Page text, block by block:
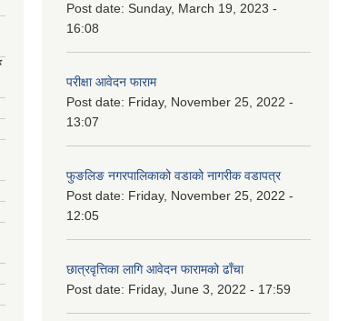
Post date: Sunday, March 19, 2023 -
16:08
परीक्षा आवेदन फाराम
Post date: Friday, November 25, 2022 -
13:07
फुङलिङ नगरपालिकाको वडाको नागरीक वडापत्र
Post date: Friday, November 25, 2022 -
12:05
छात्रवृत्तिका लागि आवेदन फारामको ढाँचा
Post date: Friday, June 3, 2022 - 17:59